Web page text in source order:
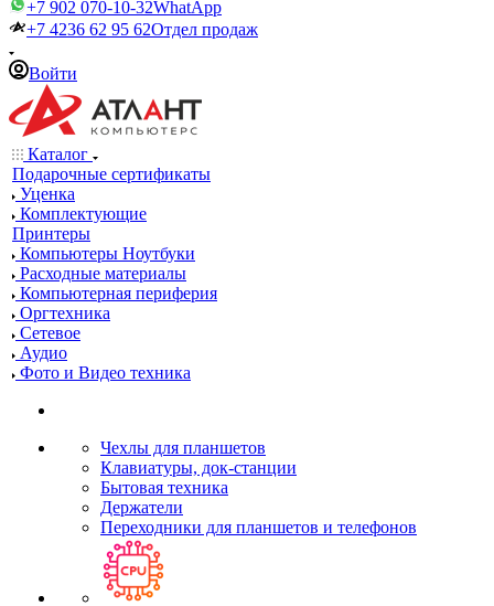
+7 902 070-10-32WhatApp
+7 4236 62 95 62Отдел продаж
Войти
Каталог
Подарочные сертификаты
Уценка
Комплектующие
Принтеры
Компьютеры Ноутбуки
Расходные материалы
Компьютерная периферия
Оргтехника
Сетевое
Аудио
Фото и Видео техника
Чехлы для планшетов
Клавиатуры, док-станции
Бытовая техника
Держатели
Переходники для планшетов и телефонов